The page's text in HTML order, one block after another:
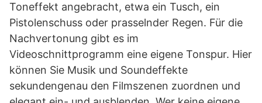
Toneffekt angebracht, etwa ein Tusch, ein
Pistolenschuss oder prasselnder Regen. Für die
Nachvertonung gibt es im
Videoschnittprogramm eine eigene Tonspur. Hier
können Sie Musik und Soundeffekte
sekundengenau den Filmszenen zuordnen und